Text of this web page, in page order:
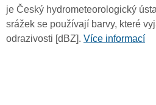
je Český hydrometeorologický
srážek se používají barvy, které
odrazivosti [dBZ]. Více informací